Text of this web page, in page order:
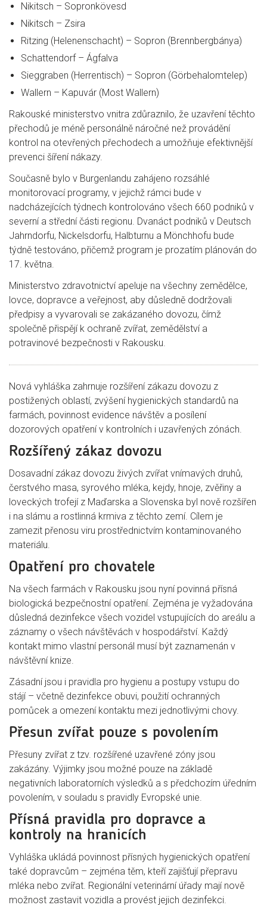
Nikitsch – Sopronkövesd
Nikitsch – Zsira
Ritzing (Helenenschacht) – Sopron (Brennbergbánya)
Schattendorf – Ágfalva
Sieggraben (Herrentisch) – Sopron (Görbehalomtelep)
Wallern – Kapuvár (Most Wallern)
Rakouské ministerstvo vnitra zdůraznilo, že uzavření těchto
přechodů je méně personálně náročné než provádění
kontrol na otevřených přechodech a umožňuje efektivnější
prevenci šíření nákazy.
Současně bylo v Burgenlandu zahájeno rozsáhlé
monitorovací programy, v jejichž rámci bude v
nadcházejících týdnech kontrolováno všech 660 podniků v
severní a střední části regionu. Dvanáct podniků v Deutsch
Jahrndorfu, Nickelsdorfu, Halbturnu a Mönchhofu bude
týdně testováno, přičemž program je prozatím plánován do
17. května.
Ministerstvo zdravotnictví apeluje na všechny zemědělce,
lovce, dopravce a veřejnost, aby důsledně dodržovali
předpisy a vyvarovali se zakázaného dovozu, čímž
společně přispějí k ochraně zvířat, zemědělství a
potravinové bezpečnosti v Rakousku.
Nová vyhláška zahrnuje rozšíření zákazu dovozu z
postižených oblastí, zvýšení hygienických standardů na
farmách, povinnost evidence návštěv a posílení
dozorových opatření v kontrolních i uzavřených zónách.
Rozšířený zákaz dovozu
Dosavadní zákaz dovozu živých zvířat vnímavých druhů,
čerstvého masa, syrového mléka, kejdy, hnoje, zvěřiny a
loveckých trofejí z Maďarska a Slovenska byl nově rozšířen
i na slámu a rostlinná krmiva z těchto zemí. Cílem je
zamezit přenosu viru prostřednictvím kontaminovaného
materiálu.
Opatření pro chovatele
Na všech farmách v Rakousku jsou nyní povinná přísná
biologická bezpečnostní opatření. Zejména je vyžadována
důsledná dezinfekce všech vozidel vstupujících do areálu a
záznamy o všech návštěvách v hospodářství. Každý
kontakt mimo vlastní personál musí být zaznamenán v
návštěvní knize.
Zásadní jsou i pravidla pro hygienu a postupy vstupu do
stájí – včetně dezinfekce obuvi, použití ochranných
pomůcek a omezení kontaktu mezi jednotlivými chovy.
Přesun zvířat pouze s povolením
Přesuny zvířat z tzv. rozšířené uzavřené zóny jsou
zakázány. Výjimky jsou možné pouze na základě
negativních laboratorních výsledků a s předchozím úředním
povolením, v souladu s pravidly Evropské unie.
Přísná pravidla pro dopravce a
kontroly na hranicích
Vyhláška ukládá povinnost přísných hygienických opatření
také dopravcům – zejména těm, kteří zajišťují přepravu
mléka nebo zvířat. Regionální veterinární úřady mají nově
možnost zastavit vozidla a provést jejich dezinfekci.